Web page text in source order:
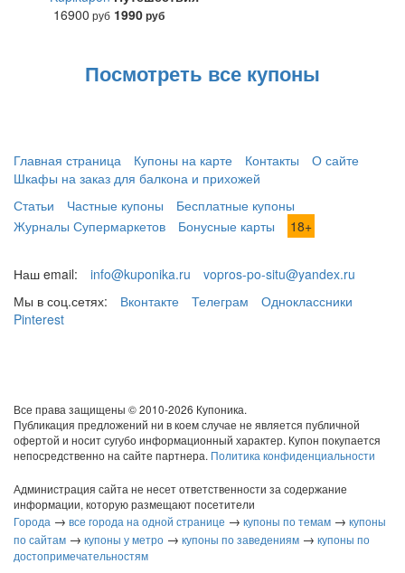
16900 руб 1990руб
Посмотреть все купоны
Главная страница Купоны на карте Контакты
О сайте
Шкафы на заказ для балкона и прихожей
Статьи
Частные купоны
Бесплатные купоны
Журналы Супермаркетов
Бонусные карты 18+
Наш email: info@kuponika.ru
vopros-po-situ@yandex.ru
Мы в соц.сетях:
Вконтакте Телеграм
Одноклассники
Pinterest
Все права защищены © 2010-2026 Купоника.
Публикация предложений ни в коем случае не является публичной
офертой и носит сугубо информационный характер. Купон покупается
непосредственно на сайте партнера. Политика конфиденциальности
Администрация сайта не несет ответственности за содержание
информации, которую размещают посетители
Города → все города на одной странице → купоны по темам → купоны
по сайтам → купоны у метро → купоны по заведениям → купоны по
достопримечательностям